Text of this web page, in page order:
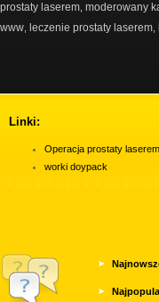
prostaty laserem moderowany
www
leczenie prostaty laserem
Linki:
Operacja prostaty laserem
worki doypack